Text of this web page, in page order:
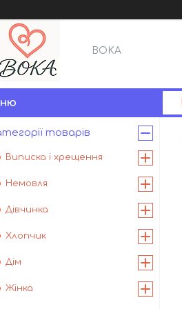
BOKA
товарів
Виписка і хрещення
Немовля
Дівчинка
Хлопчик
Дім
Жінка